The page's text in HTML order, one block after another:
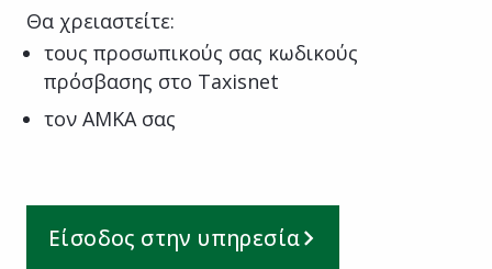
Θα χρειαστείτε:
τους προσωπικούς σας κωδικούς
πρόσβασης στο Taxisnet
τον ΑΜΚΑ σας
Είσοδος στην υπηρεσία